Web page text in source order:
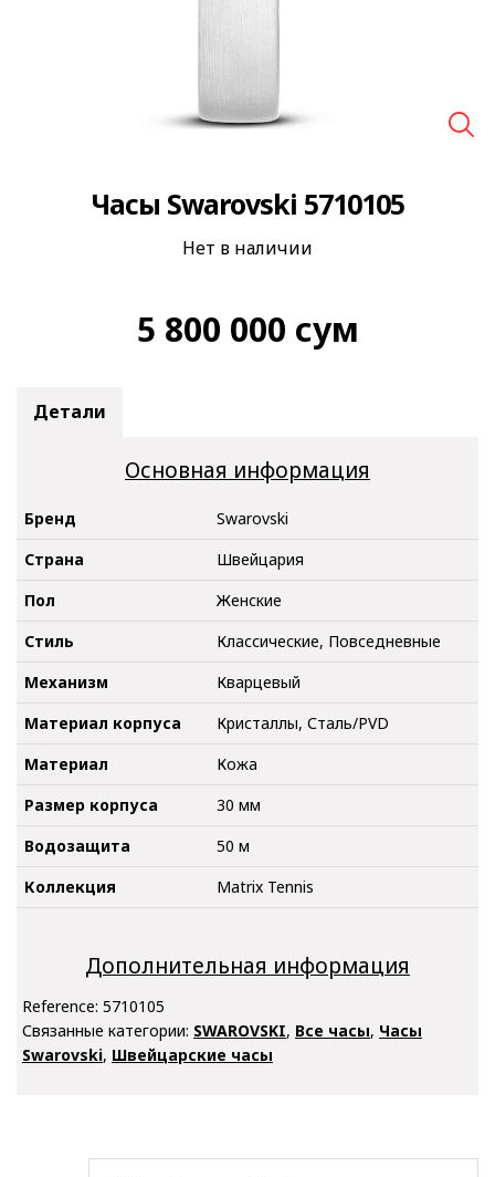
Часы Swarovski 5710105
Нет в наличии
5 800 000 сум
Детали
Основная информация
Бренд
Swarovski
Страна
Швейцария
Пол
Женские
Стиль
Классические, Повседневные
Механизм
Кварцевый
Материал корпуса
Кристаллы, Сталь/PVD
Материал
Кожа
Размер корпуса
30 мм
Водозащита
50 м
Коллекция
Matrix Tennis
Дополнительная информация
Reference: 5710105
Связанные категории: SWAROVSKI, Все часы, Часы
Swarovski, Швейцарские часы